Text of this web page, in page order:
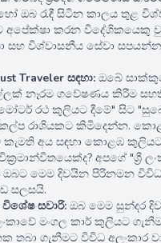
දවසකින්
ඔබ රැඳී සිටින කාලය තුළ
කරන විදේශිකයෙකු
සහ විශ්වාසනීය සේවා
Traveler සඳහා: ඔබේ
නෑරම ගවේෂණය කිරීම
මෝටර් රථ කුලියට දීමේ" සිට
රාශියකට කිමිදෙන්න.
කැමති අය සඳහා කොළඹ
අපගේ "ශ්‍රී
මෙම දිවයින පිරිනමන විවිධ
සලසයි.
සවාරි: ඔබ මෙම සුන්දර
මංගල කාර් කුලියට
තබා ගැනීමට විවිධ අලංකාර